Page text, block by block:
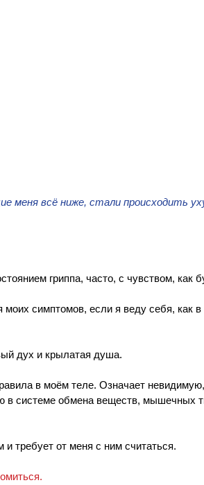
меня всё ниже, стали происходить
гриппа, часто, с чувством, как
симптомов, если я веду себя, как в
дух и крылатая душа.
в моём теле. Означает
системе обмена веществ, мышечных
требует от меня с ним считаться.